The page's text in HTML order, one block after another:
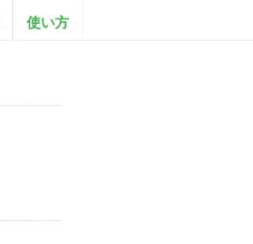
使い方